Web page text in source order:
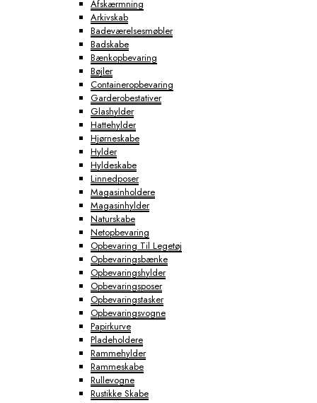
Afskærmning
Arkivskab
Badeværelsesmøbler
Badskabe
Bænkopbevaring
Bøjler
Containeropbevaring
Garderobestativer
Glashylder
Hattehylder
Hjørneskabe
Hylder
Hyldeskabe
Linnedposer
Magasinholdere
Magasinhylder
Naturskabe
Netopbevaring
Opbevaring Til Legetøj
Opbevaringsbænke
Opbevaringshylder
Opbevaringsposer
Opbevaringstasker
Opbevaringsvogne
Papirkurve
Pladeholdere
Rammehylder
Rammeskabe
Rullevogne
Rustikke Skabe